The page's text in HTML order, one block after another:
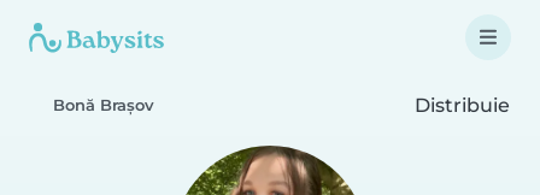
Bonă Brașov Distribuie